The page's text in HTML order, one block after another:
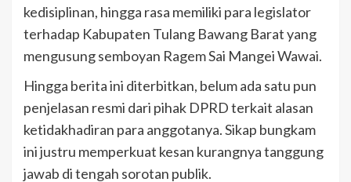
kedisiplinan, hingga rasa memiliki para legislator
terhadap Kabupaten Tulang Bawang Barat yang
mengusung semboyan Ragem Sai Mangei Wawai.
Hingga berita ini diterbitkan, belum ada satu pun
penjelasan resmi dari pihak DPRD terkait alasan
ketidakhadiran para anggotanya. Sikap bungkam
ini justru memperkuat kesan kurangnya tanggung
jawab di tengah sorotan publik.